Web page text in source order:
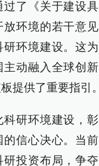
过了《关于建设
放环境的若干意
研环境建设。这
主动融入全球创
提供了重要指引。
科研环境建设，
的信心决心。当
研投资布局，争